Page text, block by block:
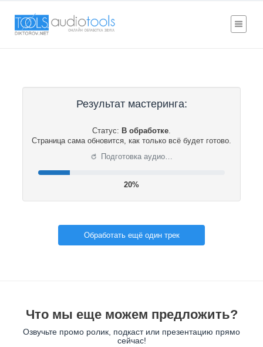
Результат мастеринга:
Статус: В обработке.
Страница сама обновится, как только всё будет готово.
⟳ Подготовка аудио…
21%
Обработать ещё один трек
Что мы еще можем предложить?
Озвучьте промо ролик, подкаст или презентацию прямо
сейчас!